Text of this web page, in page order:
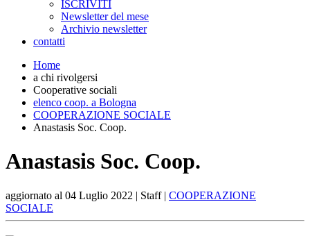
ISCRIVITI
Newsletter del mese
Archivio newsletter
contatti
Home
a chi rivolgersi
Cooperative sociali
elenco coop. a Bologna
COOPERAZIONE SOCIALE
Anastasis Soc. Coop.
Anastasis Soc. Coop.
aggiornato al 04 Luglio 2022 | Staff | COOPERAZIONE
SOCIALE